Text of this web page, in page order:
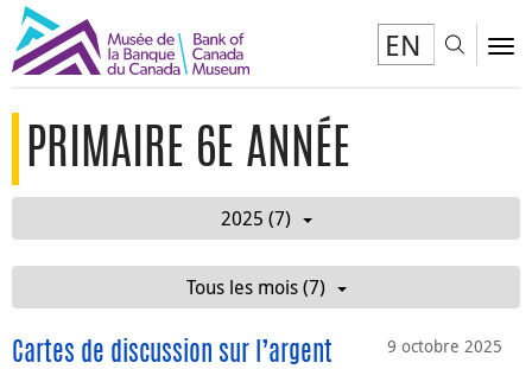
EN
PRIMAIRE 6E ANNÉE
2025 (7)
Tous les mois (7)
9 octobre 2025
Cartes de discussion sur l’argent